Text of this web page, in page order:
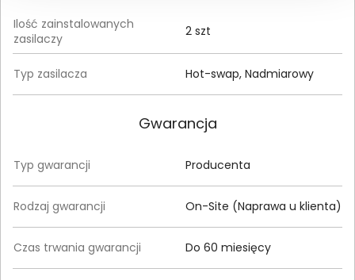
Ilość zainstalowanych
zasilaczy
2 szt
Typ zasilacza Hot-swap, Nadmiarowy
Gwarancja
Typ gwarancji Producenta
Rodzaj gwarancji On-Site (Naprawa u klienta)
Czas trwania gwarancji Do 60 miesięcy